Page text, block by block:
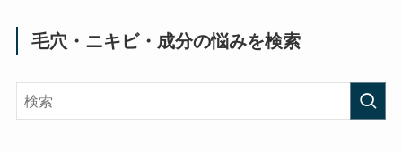
毛穴・ニキビ・成分の悩みを検索